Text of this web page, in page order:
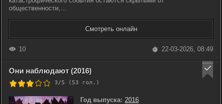
общественности,...
Смотреть онлайн
10 22-03-2026, 08:49
Они наблюдают (2016)
3/5 (53 гол.)
Год выпуска: 2016